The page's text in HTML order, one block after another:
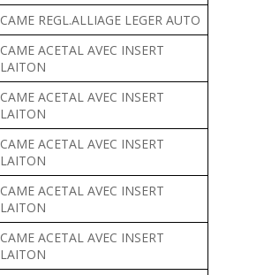
CAME REGL.ALLIAGE LEGER AUTO
CAME ACETAL AVEC INSERT
LAITON
CAME ACETAL AVEC INSERT
LAITON
CAME ACETAL AVEC INSERT
LAITON
CAME ACETAL AVEC INSERT
LAITON
CAME ACETAL AVEC INSERT
LAITON